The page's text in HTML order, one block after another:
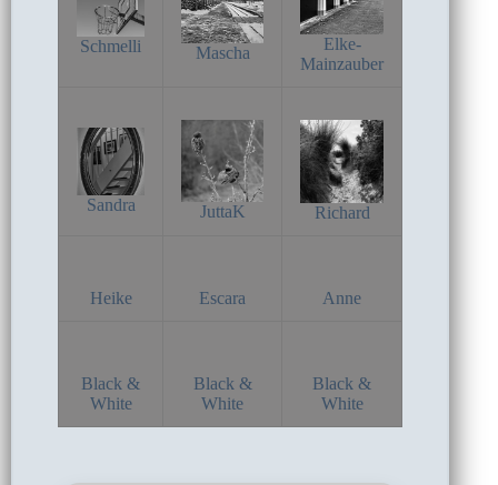
Schmelli Mascha
Elke-
Mainzauber
Sandra JuttaK Richard
Heike Escara Anne
Black &
White
Black &
White
Black &
White